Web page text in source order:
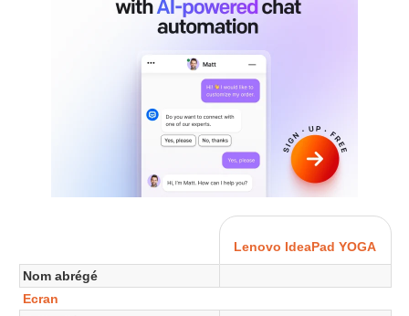
Lenovo IdeaPad YOGA
Nom abrégé
Ecran